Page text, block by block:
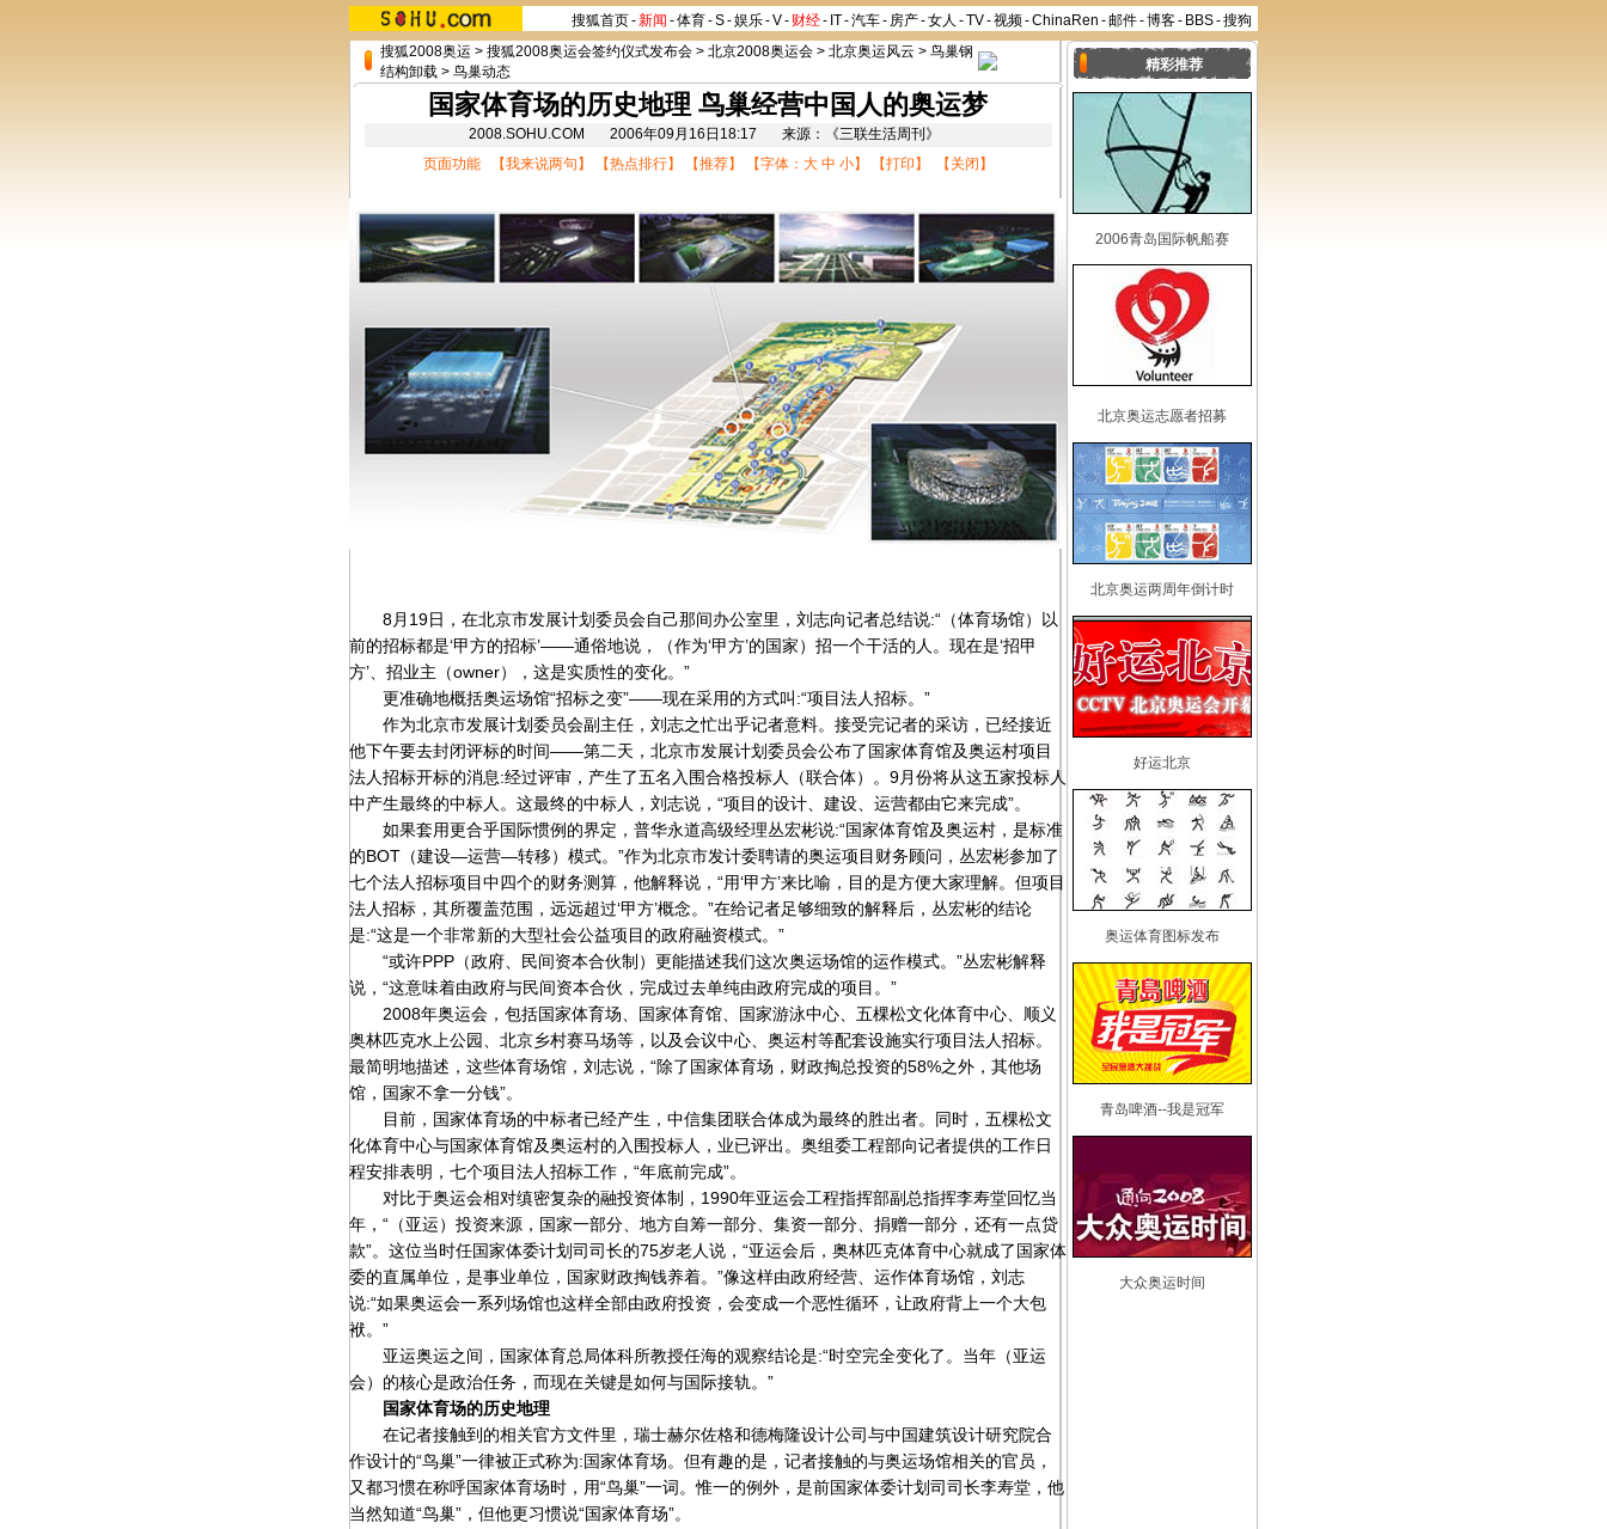
搜狐首页-新闻 -体育-S-娱乐-V- 财经- IT-汽车- 房产-女人 -TV-视频-ChinaRen -邮件-博客- BBS-搜狗
搜狐2008奥运> 搜狐2008奥运会签约仪式发布会> 北京2008奥运会> 北京奥运风云> 鸟巢钢
结构卸载> 鸟巢动态
国家体育场的历史地理 鸟巢经营中国人的奥运梦
2008.SOHU.COM 2006年09月16日18:17 来源：《三联生活周刊》
页面功能 【我来说两句 】 【热点排行】 【推荐】 【字体： 大 中 小】 【打印 】 【 关闭 】
8月19日，在北京市发展计划委员会自己那间办公室里，刘志向记者总结说:“（体育场馆）以
前的招标都是‘甲方的招标’——通俗地说，（作为‘甲方’的国家）招一个干活的人。现在是‘招甲
方’、招业主（owner），这是实质性的变化。”
更准确地概括奥运场馆“招标之变”——现在采用的方式叫:“项目法人招标。”
作为北京市发展计划委员会副主任，刘志之忙出乎记者意料。接受完记者的采访，已经接近
他下午要去封闭评标的时间——第二天，北京市发展计划委员会公布了国家体育馆及奥运村项目
法人招标开标的消息:经过评审，产生了五名入围合格投标人（联合体）。9月份将从这五家投标人
中产生最终的中标人。这最终的中标人，刘志说，“项目的设计、建设、运营都由它来完成”。
如果套用更合乎国际惯例的界定，普华永道高级经理丛宏彬说:“国家体育馆及奥运村，是标准
的BOT（建设—运营—转移）模式。”作为北京市发计委聘请的奥运项目财务顾问，丛宏彬参加了
七个法人招标项目中四个的财务测算，他解释说，“用‘甲方’来比喻，目的是方便大家理解。但项目
法人招标，其所覆盖范围，远远超过‘甲方’概念。”在给记者足够细致的解释后，丛宏彬的结论
是:“这是一个非常新的大型社会公益项目的政府融资模式。”
“或许PPP（政府、民间资本合伙制）更能描述我们这次奥运场馆的运作模式。”丛宏彬解释
说，“这意味着由政府与民间资本合伙，完成过去单纯由政府完成的项目。”
2008年奥运会，包括国家体育场、国家体育馆、国家游泳中心、五棵松文化体育中心、顺义
奥林匹克水上公园、北京乡村赛马场等，以及会议中心、奥运村等配套设施实行项目法人招标。
最简明地描述，这些体育场馆，刘志说，“除了国家体育场，财政掏总投资的58%之外，其他场
馆，国家不拿一分钱”。
目前，国家体育场的中标者已经产生，中信集团联合体成为最终的胜出者。同时，五棵松文
化体育中心与国家体育馆及奥运村的入围投标人，业已评出。奥组委工程部向记者提供的工作日
程安排表明，七个项目法人招标工作，“年底前完成”。
对比于奥运会相对缜密复杂的融投资体制，1990年亚运会工程指挥部副总指挥李寿堂回忆当
年，“（亚运）投资来源，国家一部分、地方自筹一部分、集资一部分、捐赠一部分，还有一点贷
款”。这位当时任国家体委计划司司长的75岁老人说，“亚运会后，奥林匹克体育中心就成了国家体
委的直属单位，是事业单位，国家财政掏钱养着。”像这样由政府经营、运作体育场馆，刘志
说:“如果奥运会一系列场馆也这样全部由政府投资，会变成一个恶性循环，让政府背上一个大包
袱。”
亚运奥运之间，国家体育总局体科所教授任海的观察结论是:“时空完全变化了。当年（亚运
会）的核心是政治任务，而现在关键是如何与国际接轨。”
国家体育场的历史地理
在记者接触到的相关官方文件里，瑞士赫尔佐格和德梅隆设计公司与中国建筑设计研究院合
作设计的“鸟巢”一律被正式称为:国家体育场。但有趣的是，记者接触的与奥运场馆相关的官员，
又都习惯在称呼国家体育场时，用“鸟巢”一词。惟一的例外，是前国家体委计划司司长李寿堂，他
当然知道“鸟巢”，但他更习惯说“国家体育场”。
精彩推荐
2006青岛国际帆船赛
北京奥运志愿者招募
北京奥运两周年倒计时
好运北京
奥运体育图标发布
青岛啤酒--我是冠军
大众奥运时间